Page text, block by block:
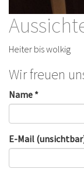
Heiter bis wolkig
Wir freuen
Name *
E-Mail